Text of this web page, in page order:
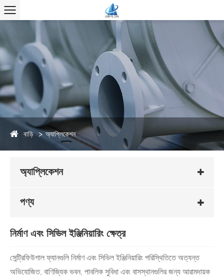
বাড়ি অ্যাপ্লিকেশন
অ্যাপ্লিকেশন
পণ্য
নির্মাণ এবং সিভিল ইঞ্জিনিয়ারিং ক্ষেত্র
সেন্ট্রিফিউগাল ফ্যানগুলি নির্মাণ এবং সিভিল ইঞ্জিনিয়ারিং পরিস্থিতিতে অত্যন্ত
অভিযোজিত, বাণিজ্যিক ভবন, পাবলিক সুবিধা এবং বাসস্থানগুলির জন্য আরামদায়ক